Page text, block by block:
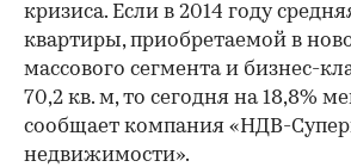
кризиса. Если в 2014 году
квартиры, приобретаемой в
массового сегмента и бизнес-
70,2 кв. м, то сегодня на 18,8%
сообщает компания «НДВ-
недвижимости».